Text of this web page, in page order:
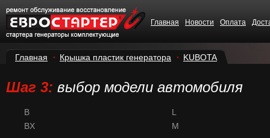
Главная Новости Оплата
Главная Крышка пластик генератора KUBOTA
Шаг 3: выбор модели автомобиля
B
BX
L
M